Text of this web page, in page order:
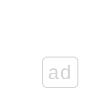
ad